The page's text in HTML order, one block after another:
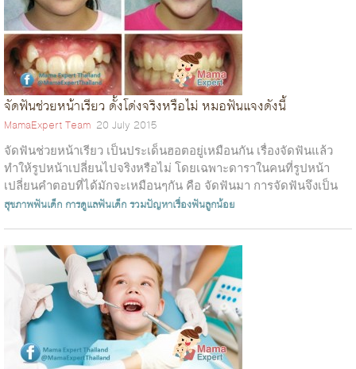
จัดฟันช่วยหน้าเรียว ดั้งโด่งจริงหรือไม่ หมอฟันแจงดังนี้
MamaExpert Team 20 July 2015
จัดฟันช่วยหน้าเรียว เป็นประเด็นฮอตอยู่เหมือนกัน เรื่องจัดฟันแล้ว
ทำให้รูปหน้าเปลี่ยนไปจริงหรือไม่ โดยเฉพาะดาราในคนที่รูปหน้า
เปลี่ยนคำตอบที่ได้มักจะเหมือนๆกัน คือ จัดฟันมา การจัดฟันจึงเป็น
กระเเสน...
สุขภาพฟันเด็ก การดูแลฟันเด็กรวมปัญหาเรื่องฟันลูกน้อย